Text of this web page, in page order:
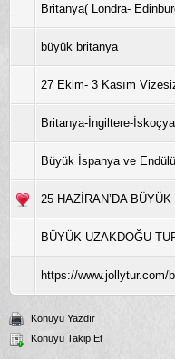
Britanya( Londra-
büyük britanya
27 Ekim- 3 Kasım
Britanya-İngiltere-
Büyük İspanya ve
25 HAZİRAN’DA
BÜYÜK UZAKDOĞU
https://www.jollytur.com/
Konuyu Yazdır
Konuyu Takip Et